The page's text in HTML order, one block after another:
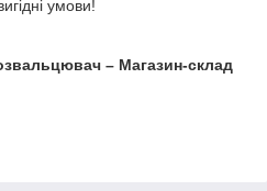
умови!
– Магазин-склад